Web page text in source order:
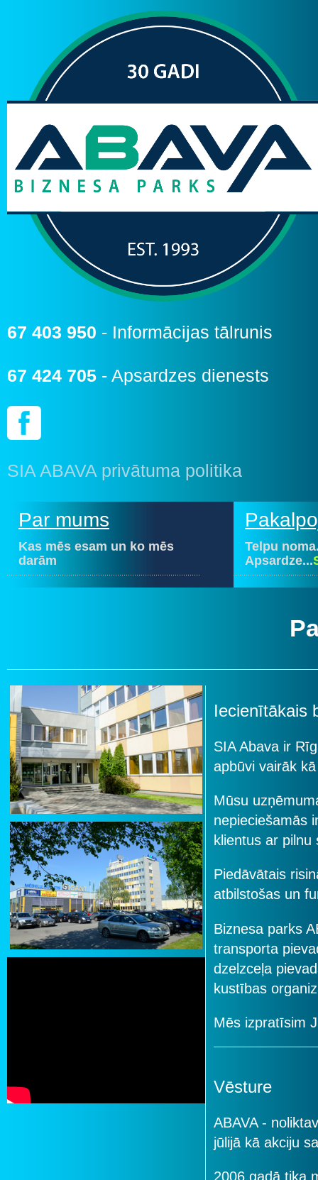
67 403 950 - Informācijas tālrunis
67 424 705 - Apsardzes dienests
SIA ABAVA privātuma politika
Par mums
Kas mēs esam un ko mēs
darām
Telpu
Apsardze...
Iecienītākais
SIA Abava ir
apbūvi vairāk
Mūsu
nepieciešamās
klientus ar
Piedāvātais
atbilstošas un
Biznesa parks
transporta
dzelzceļa
kustības
Mēs izpratīsim
Vēsture
ABAVA -
jūlijā kā akciju
2006.gadā tika